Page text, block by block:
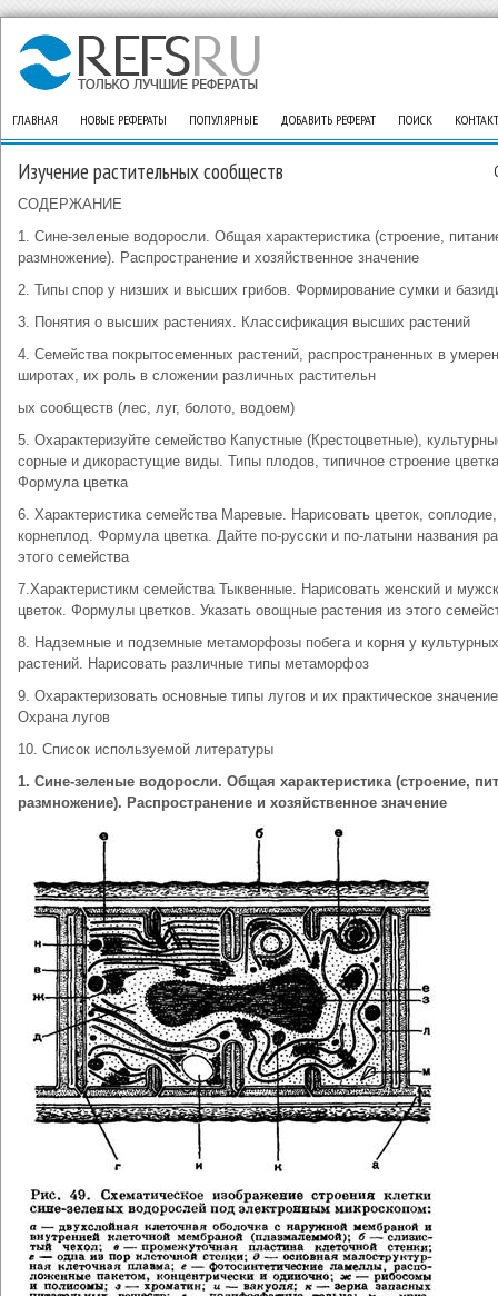
ГЛАВНАЯ НОВЫЕ РЕФЕРАТЫ ПОПУЛЯРНЫЕ ДОБАВИТЬ РЕФЕРАТ ПОИСК
Изучение растительных сообществ
СОДЕРЖАНИЕ
1. Сине-зеленые водоросли. Общая характеристика (строение,
размножение). Распространение и хозяйственное значение
2. Типы спор у низших и высших грибов. Формирование сумки и
3. Понятия о высших растениях. Классификация высших растений
4. Семейства покрытосеменных растений, распространенных в
широтах, их роль в сложении различных растительн
ых сообществ (лес, луг, болото, водоем)
5. Охарактеризуйте семейство Капустные (Крестоцветные),
сорные и дикорастущие виды. Типы плодов, типичное строение
Формула цветка
6. Характеристика семейства Маревые. Нарисовать цветок, соплодие,
корнеплод. Формула цветка. Дайте по-русски и по-латыни названия
этого семейства
7.Характеристикм семейства Тыквенные. Нарисовать женский и
цветок. Формулы цветков. Указать овощные растения из этого
8. Надземные и подземные метаморфозы побега и корня у культурных
растений. Нарисовать различные типы метаморфоз
9. Охарактеризовать основные типы лугов и их практическое
Охрана лугов
10. Список используемой литературы
1. Сине-зеленые водоросли. Общая характеристика (строение,
размножение). Распространение и хозяйственное значение